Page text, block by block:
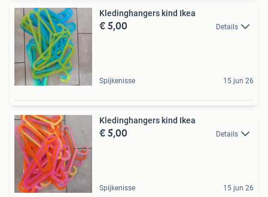
Kledinghangers kind Ikea
€ 5,00 Details
Spijkenisse 15 jun 26
Kledinghangers kind Ikea
€ 5,00 Details
Spijkenisse 15 jun 26